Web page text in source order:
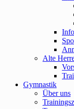
Alte
Gymnastik
Über uns